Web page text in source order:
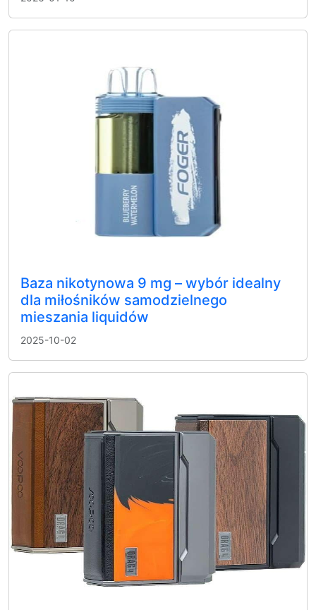
Baza nikotynowa 9 mg – wybór idealny
dla miłośników samodzielnego
mieszania liquidów
2025-10-02